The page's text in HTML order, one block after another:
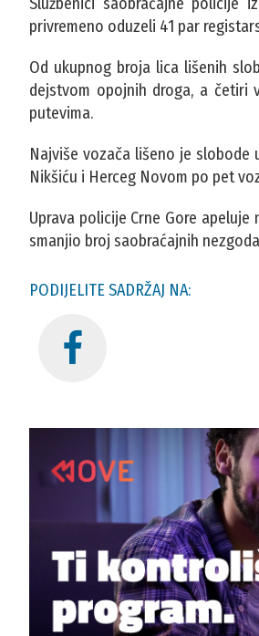
privremeno oduzeli 41 par
Od ukupnog broja lica lišenih
dejstvom opojnih droga, a četiri
putevima.
Najviše vozača lišeno je
Nikšiću i Herceg Novom po pet
Uprava policije Crne Gore
smanjio broj saobraćajnih
PODIJELITE SADRŽAJ NA: